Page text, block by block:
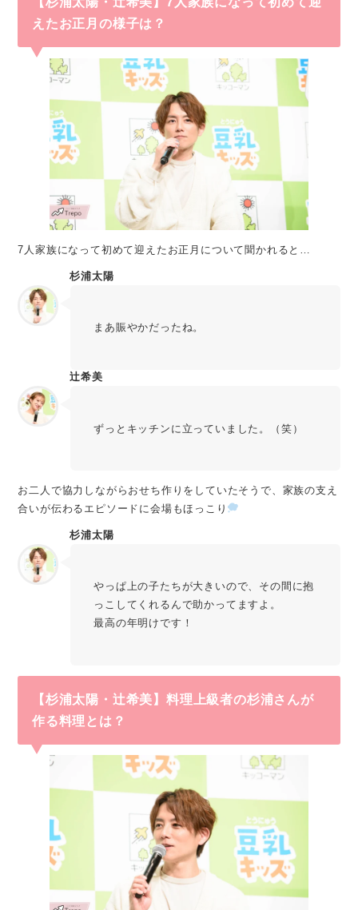
えたお正月の様子は？
7人家族になって初めて迎えたお正月について聞かれると…
杉浦太陽
まあ賑やかだったね。
辻󠄀希美
ずっとキッチンに立っていました。（笑）
お二人で協力しながらおせち作りをしていたそうで、家族の支え
合いが伝わるエピソードに会場もほっこり
杉浦太陽
やっぱ上の子たちが大きいので、その間に抱
っこしてくれるんで助かってますよ。
最高の年明けです！
【杉浦太陽・辻󠄀希美】料理上級者の杉浦さんが
作る料理とは？